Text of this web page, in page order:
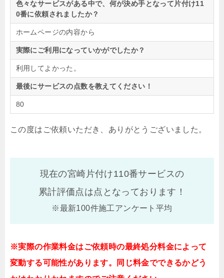
色々なサービスがある中で、何が決め手となって片付け11
0番に依頼されましたか？
ホームページの内容から
実際にご利用になっていかがでしたか？
利用してよかった。
最後にサービスの点数を教えてください！
80
この度はご依頼いただき、ありがとうございました。
現在の宮崎片付け110番サービスの
累計評価点は点となっております！
※最新100件施工アンケート平均
※実際の作業料金はご依頼時の最終処分料金によって
変動する可能性があります。同じ料金でできるかどう